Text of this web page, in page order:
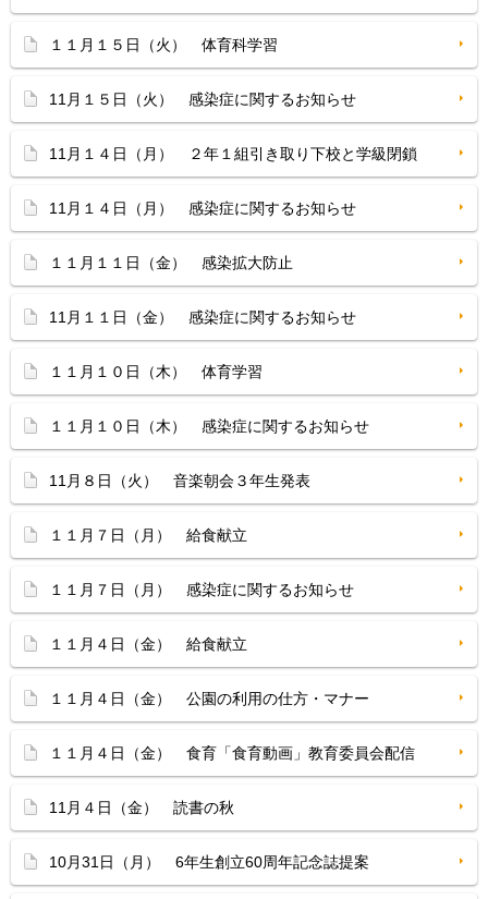
１１月１５日（火） 体育科学習
11月１５日（火） 感染症に関するお知らせ
11月１４日（月） ２年１組引き取り下校と学級閉鎖
11月１４日（月） 感染症に関するお知らせ
１１月１１日（金） 感染拡大防止
11月１１日（金） 感染症に関するお知らせ
１１月１０日（木） 体育学習
１１月１０日（木） 感染症に関するお知らせ
11月８日（火） 音楽朝会３年生発表
１１月７日（月） 給食献立
１１月７日（月） 感染症に関するお知らせ
１１月４日（金） 給食献立
１１月４日（金） 公園の利用の仕方・マナー
１１月４日（金） 食育「食育動画」教育委員会配信
11月４日（金） 読書の秋
10月31日（月） 6年生創立60周年記念誌提案